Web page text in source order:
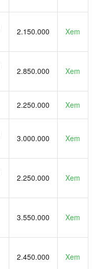
2.150.000 Xem
2.850.000 Xem
2.250.000 Xem
3.000.000 Xem
2.250.000 Xem
3.550.000 Xem
2.450.000 Xem